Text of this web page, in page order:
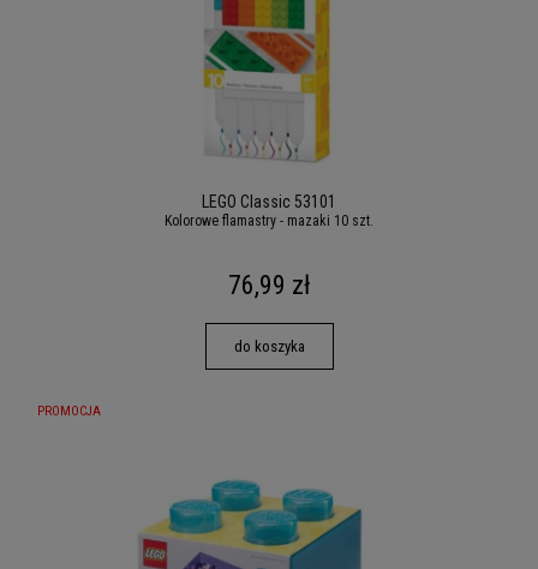
LEGO Classic 53101
Kolorowe flamastry - mazaki 10 szt.
76,99 zł
do koszyka
PROMOCJA